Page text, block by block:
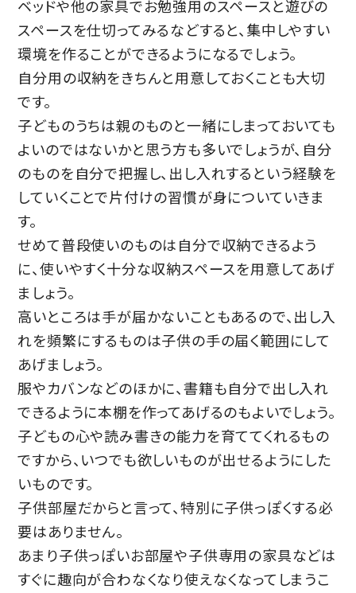
ベッドや他の家具でお勉強用のスペースと遊びの
スペースを仕切ってみるなどすると、集中しやすい
環境を作ることができるようになるでしょう。
自分用の収納をきちんと用意しておくことも大切
です。
子どものうちは親のものと一緒にしまっておいても
よいのではないかと思う方も多いでしょうが、自分
のものを自分で把握し、出し入れするという経験を
していくことで片付けの習慣が身についていきま
す。
せめて普段使いのものは自分で収納できるよう
に、使いやすく十分な収納スペースを用意してあげ
ましょう。
高いところは手が届かないこともあるので、出し入
れを頻繁にするものは子供の手の届く範囲にして
あげましょう。
服やカバンなどのほかに、書籍も自分で出し入れ
できるように本棚を作ってあげるのもよいでしょう。
子どもの心や読み書きの能力を育ててくれるもの
ですから、いつでも欲しいものが出せるようにした
いものです。
子供部屋だからと言って、特別に子供っぽくする必
要はありません。
あまり子供っぽいお部屋や子供専用の家具などは
すぐに趣向が合わなくなり使えなくなってしまうこ